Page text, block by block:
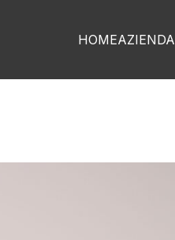
HOMEAZIENDA